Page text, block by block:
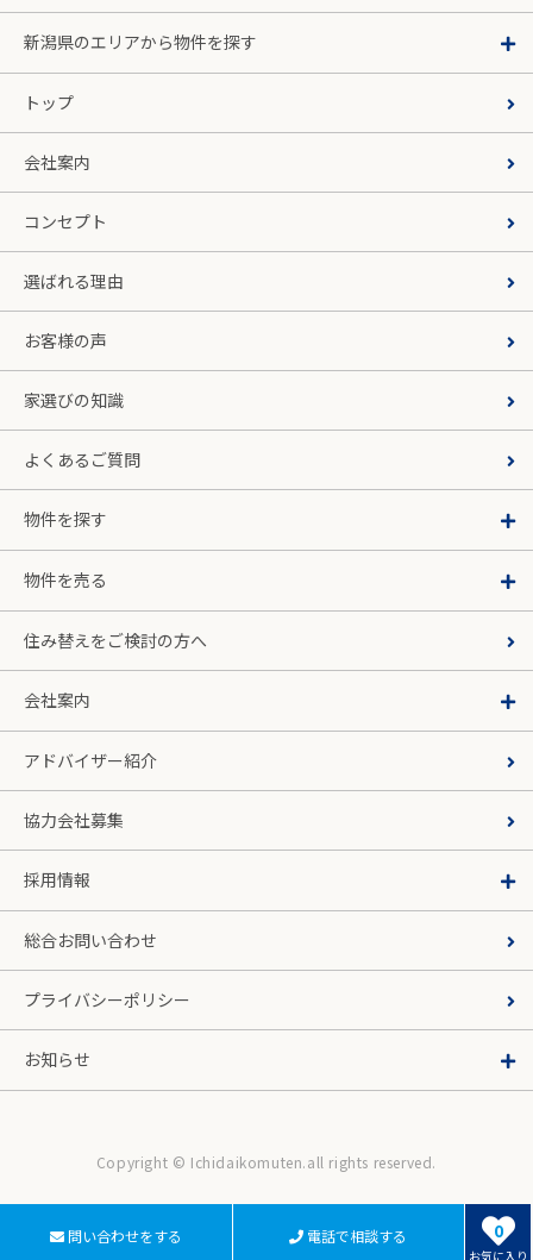
新潟県のエリアから物件を探す
トップ
会社案内
コンセプト
選ばれる理由
お客様の声
家選びの知識
よくあるご質問
物件を探す
物件を売る
住み替えをご検討の方へ
会社案内
アドバイザー紹介
協力会社募集
採用情報
総合お問い合わせ
プライバシーポリシー
お知らせ
Copyright © Ichidaikomuten.all rights reserved.
問い合わせをする 電話で相談する 0
お気に入り